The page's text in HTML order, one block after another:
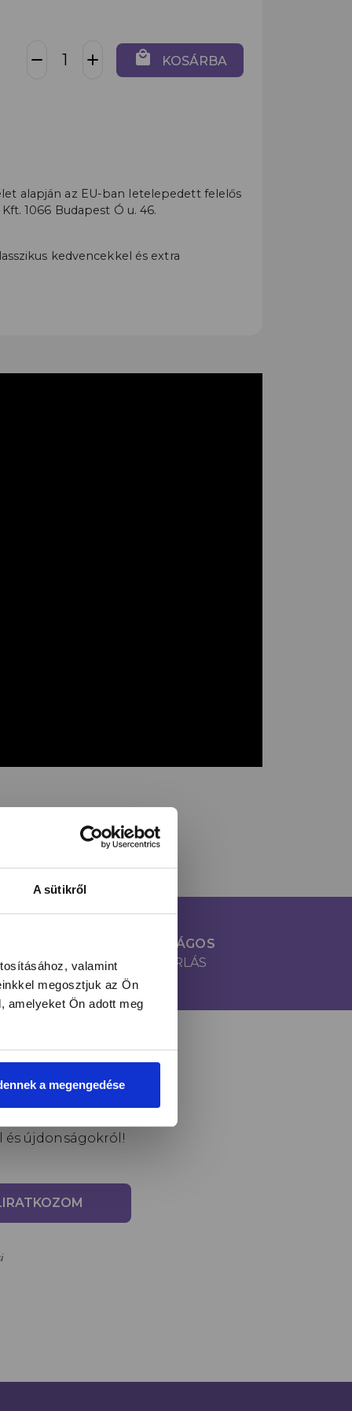
A sütikről
valamint
megosztjuk az Ön
amelyeket Ön adott meg
a megengedése
remove add local_mall KOSÁRBA
alapján az EU-ban letelepedett felelős
1066 Budapest Ó u. 46.
kedvencekkel és extra
100% BIZTONSÁGOS
ONLINE VÁSÁRLÁS
és újdonságokról!